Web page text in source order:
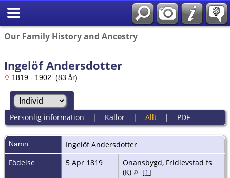
Our Family History and Ancestry
Ingelöf Andersdotter
1819 - 1902 (83 år)
Personlig information | Källor| Allt| PDF
Namn Ingelöf Andersdotter
Födelse
5 Apr 1819
Onansbygd, Fridlevstad fs
(K)
[1]